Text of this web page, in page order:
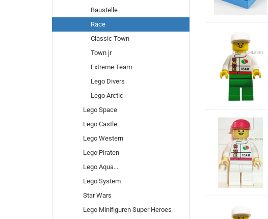
Baustelle
Race
Classic Town
Town jr
Extreme Team
Lego Divers
Lego Arctic
Lego Space
Lego Castle
Lego Western
Lego Piraten
Lego Aqua...
Lego System
Star Wars
Lego Minifiguren Super Heroes